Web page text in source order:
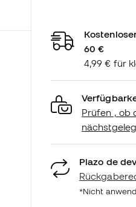
60 €
4,99 € für
Prüfen , ob
Plazo de
*Nicht